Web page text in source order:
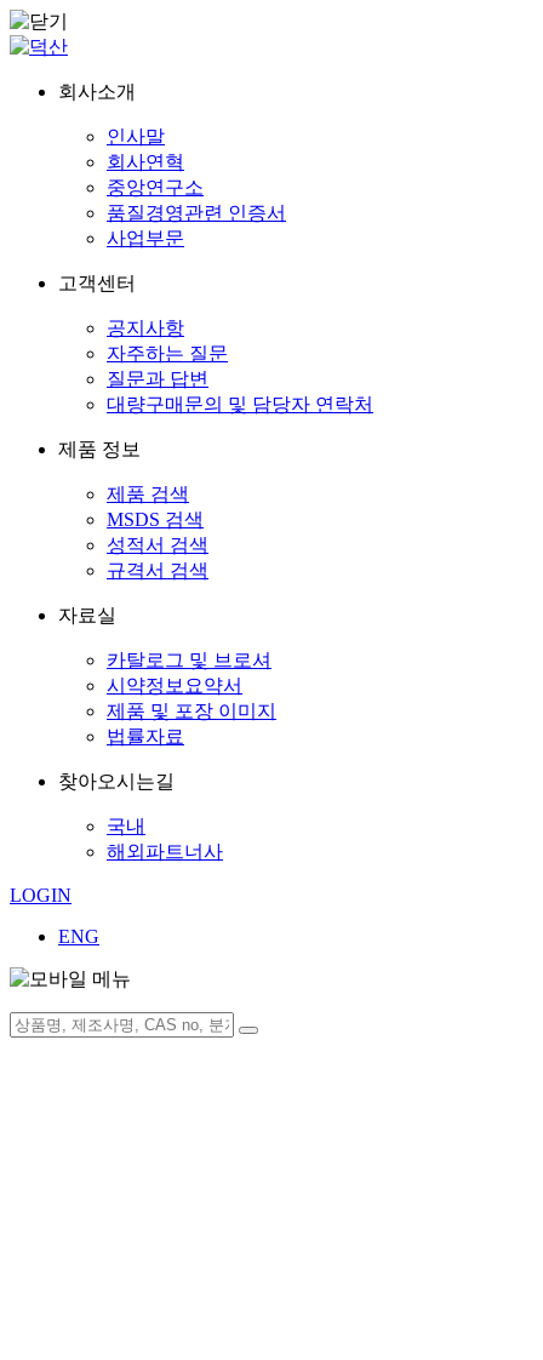
회사소개
인사말
회사연혁
중앙연구소
품질경영관련 인증서
사업부문
고객센터
공지사항
자주하는 질문
질문과 답변
대량구매문의 및 담당자 연락처
제품 정보
제품 검색
MSDS 검색
성적서 검색
규격서 검색
자료실
카탈로그 및 브로셔
시약정보요약서
제품 및 포장 이미지
법률자료
찾아오시는길
국내
해외파트너사
LOGIN
ENG